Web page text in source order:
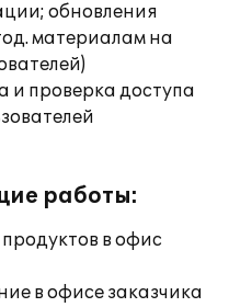
обновления
материалам на
и проверка доступа
работы:
в офис
в офисе заказчика